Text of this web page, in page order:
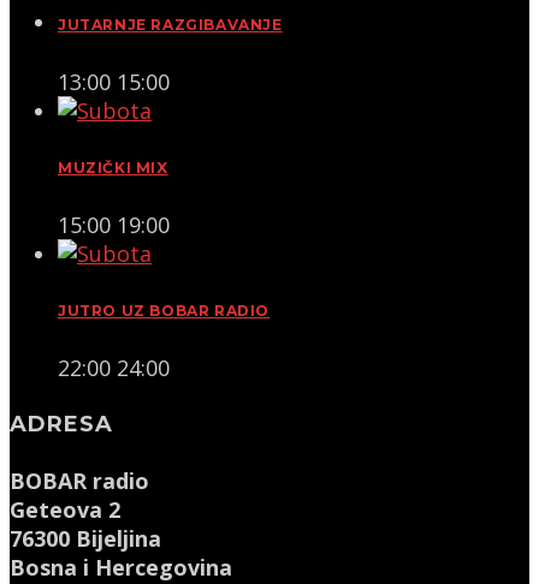
JUTARNJE RAZGIBAVANJE
13:00 15:00
MUZIČKI MIX
15:00 19:00
JUTRO UZ BOBAR RADIO
22:00 24:00
ADRESA
BOBAR radio
Geteova 2
76300 Bijeljina
Bosna i Hercegovina